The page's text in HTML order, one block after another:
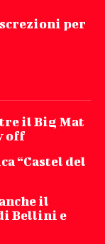
per
il Big Mat
off
“Castel del
il
Bellini e